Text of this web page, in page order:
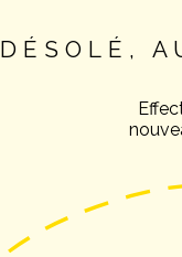
DÉSOLÉ,